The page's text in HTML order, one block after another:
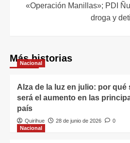
«Operación Manillas»; PDI
droga y
Más historias
Nacional
Alza de la luz en julio: por qué
será el aumento en las
país
Quirihue 28 de junio de 2026
0
Nacional